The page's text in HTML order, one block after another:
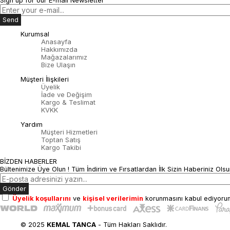
Send
Kurumsal
Anasayfa
Hakkımızda
Mağazalarımız
Bize Ulaşın
Müşteri İlişkileri
Üyelik
İade ve Değişim
Kargo & Teslimat
KVKK
Yardım
Müşteri Hizmetleri
Toptan Satış
Kargo Takibi
BİZDEN HABERLER
Bültenimize Üye Olun ! Tüm İndirim ve Fırsatlardan İlk Sizin Haberiniz
Gönder
Üyelik koşullarını ve kişisel verilerimin korunmasını kabul
© 2025 KEMAL TANCA - Tüm Hakları Saklıdır.